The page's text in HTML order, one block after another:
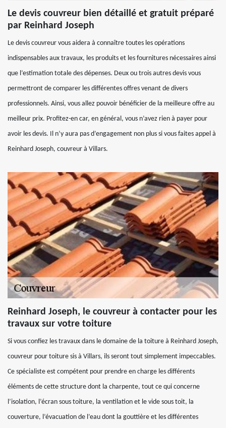
Le devis couvreur bien détaillé et gratuit préparé
par Reinhard Joseph
Le devis couvreur vous aidera à connaître toutes les opérations
indispensables aux travaux, les produits et les fournitures nécessaires ainsi
que l’estimation totale des dépenses. Deux ou trois autres devis vous
permettront de comparer les différentes offres venant de divers
professionnels. Ainsi, vous allez pouvoir bénéficier de la meilleure offre au
meilleur prix. Profitez-en car, en général, vous n’avez rien à payer pour
avoir les devis. Il n’y aura pas d’engagement non plus si vous faites appel à
Reinhard Joseph, couvreur à Villars.
Reinhard Joseph, le couvreur à contacter pour les
travaux sur votre toiture
Si vous confiez les travaux dans le domaine de la toiture à Reinhard Joseph,
couvreur pour toiture sis à Villars, ils seront tout simplement impeccables.
Ce spécialiste est compétent pour prendre en charge les différents
éléments de cette structure dont la charpente, tout ce qui concerne
l’isolation, l’écran sous toiture, la ventilation et le vide sous toit, la
couverture, l’évacuation de l’eau dont la gouttière et les différentes